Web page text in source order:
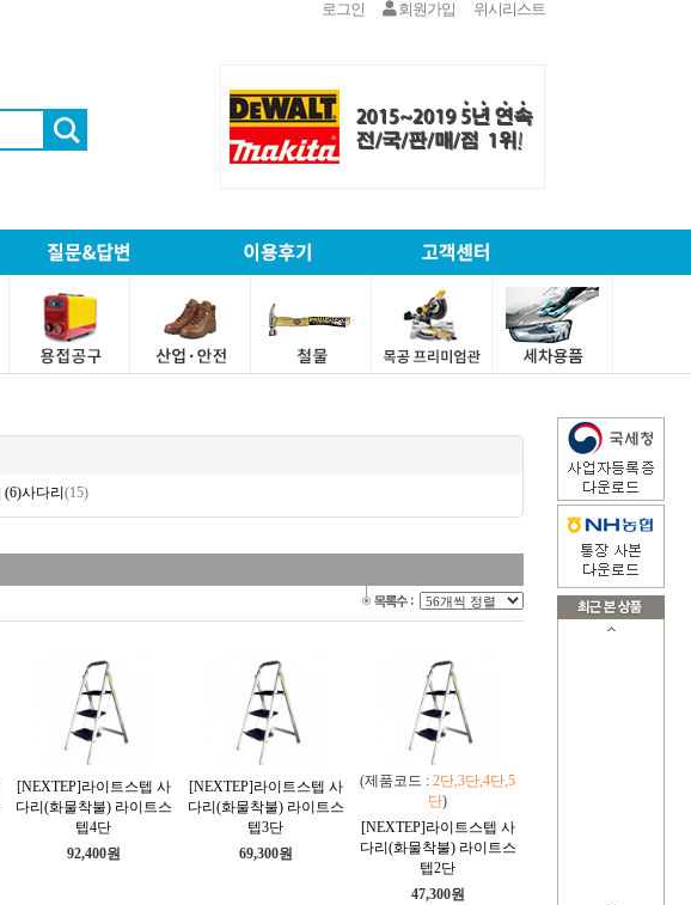
로그인 회원가입 위시리스트
(6)사다리 (15)
[NEXTEP]라이트스텝 사
다리(화물착불) 라이트스
텝4단
92,400원
[NEXTEP]라이트스텝 사
다리(화물착불) 라이트스
텝3단
69,300원
(제품코드 : 2단,3단,4단,5
단)
[NEXTEP]라이트스텝 사
다리(화물착불) 라이트스
텝2단
47,300원